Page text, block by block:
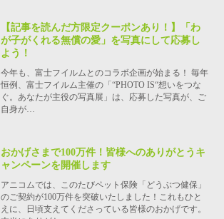
【記事を読んだ方限定クーポンあり！】「わ
が子がくれる無償の愛」を写真にして応募し
よう！
今年も、富士フイルムとのコラボ企画が始まる！ 毎年
恒例、富士フイルム主催の「“PHOTO IS“想いをつな
ぐ。あなたが主役の写真展」は、応募した写真が、ご
自身が…
おかげさまで100万件！皆様へのありがとうキ
ャンペーンを開催します
アニコムでは、このたびペット保険「どうぶつ健保」
のご契約が100万件を突破いたしました！これもひと
えに、日頃支えてくださっている皆様のおかげです。